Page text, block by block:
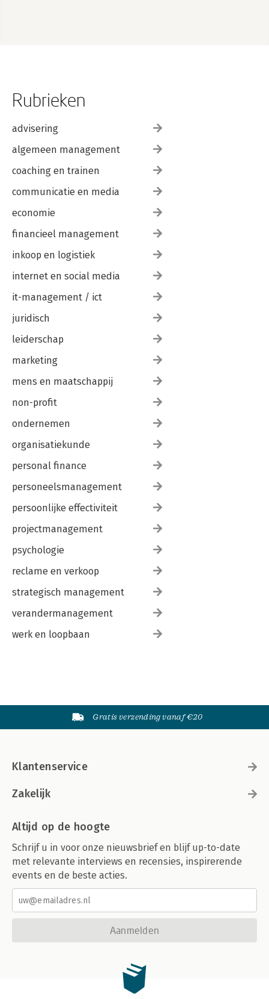
Rubrieken
advisering
algemeen management
coaching en trainen
communicatie en media
economie
financieel management
inkoop en logistiek
internet en social media
it-management / ict
juridisch
leiderschap
marketing
mens en maatschappij
non-profit
ondernemen
organisatiekunde
personal finance
personeelsmanagement
persoonlijke effectiviteit
projectmanagement
psychologie
reclame en verkoop
strategisch management
verandermanagement
werk en loopbaan
Gratis verzending vanaf €20
Klantenservice
Zakelijk
Altijd op de hoogte
Schrijf u in voor onze nieuwsbrief en blijf up-to-date
met relevante interviews en recensies, inspirerende
events en de beste acties.
Aanmelden